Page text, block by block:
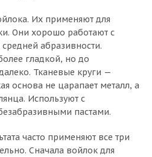
Их применяют для
Они хорошо работают с
абразивности.
гладкой, но до
Тканевые круги —
основа не царапает металл, а
Используют с
пастами.
часто применяют все три
Сначала войлок для